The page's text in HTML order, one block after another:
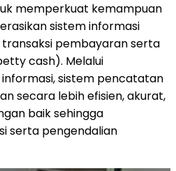
memperkuat kemampuan
sistem informasi
pembayaran serta
cash). Melalui
sistem pencatatan
secara lebih efisien, akurat,
baik sehingga
serta pengendalian